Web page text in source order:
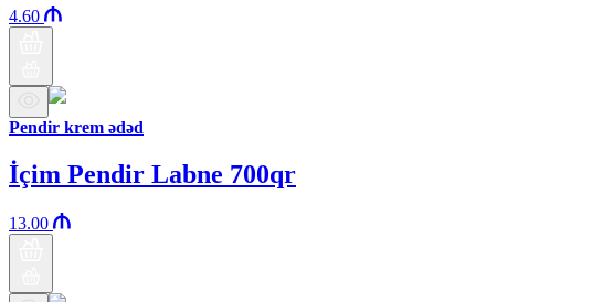
4.60
Pendir krem ədəd
İçim Pendir Labne 700qr
13.00